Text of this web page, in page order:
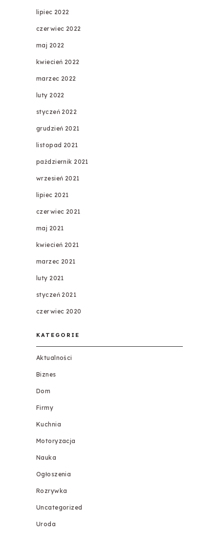
lipiec 2022
czerwiec 2022
maj 2022
kwiecień 2022
marzec 2022
luty 2022
styczeń 2022
grudzień 2021
listopad 2021
październik 2021
wrzesień 2021
lipiec 2021
czerwiec 2021
maj 2021
kwiecień 2021
marzec 2021
luty 2021
styczeń 2021
czerwiec 2020
KATEGORIE
Aktualności
Biznes
Dom
Firmy
Kuchnia
Motoryzacja
Nauka
Ogłoszenia
Rozrywka
Uncategorized
Uroda